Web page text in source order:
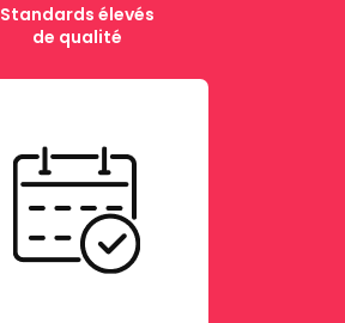
Standards élevés
de qualité